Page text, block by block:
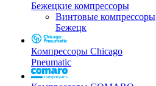
Бежецкие компрессоры
Винтовые компрессоры
Бежецк
Компрессоры Chicago
Pneumatic